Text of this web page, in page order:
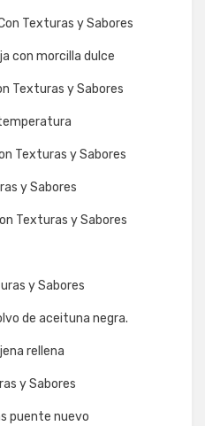
Texturas y Sabores
con morcilla dulce
Texturas y Sabores
Texturas y Sabores
y Sabores
Texturas y Sabores
y Sabores
de aceituna negra.
rellena
y Sabores
puente nuevo